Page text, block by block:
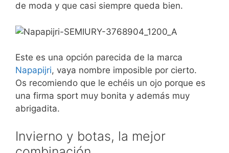
de moda y que casi siempre queda bien.
Este es una opción parecida de la marca
Napapijri, vaya nombre imposible por cierto.
Os recomiendo que le echéis un ojo porque es
una firma sport muy bonita y además muy
abrigadita.
Invierno y botas, la mejor